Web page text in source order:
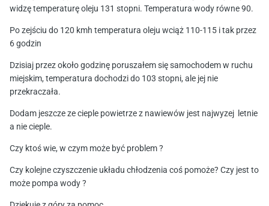
widzę temperaturę oleju 131 stopni. Temperatura wody równe 90.
Po zejściu do 120 kmh temperatura oleju wciąż 110-115 i tak przez
6 godzin
Dzisiaj przez około godzinę poruszałem się samochodem w ruchu
miejskim, temperatura dochodzi do 103 stopni, ale jej nie
przekraczała.
Dodam jeszcze ze cieple powietrze z nawiewów jest najwyzej letnie
a nie cieple.
Czy ktoś wie, w czym może być problem ?
Czy kolejne czyszczenie układu chłodzenia coś pomoże? Czy jest to
może pompa wody ?